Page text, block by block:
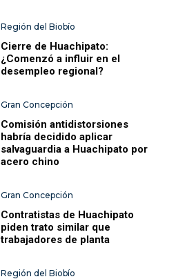
Región del Biobío
Cierre de Huachipato:
¿Comenzó a influir en el
desempleo regional?
Gran Concepción
Comisión antidistorsiones
habría decidido aplicar
salvaguardia a Huachipato por
acero chino
Gran Concepción
Contratistas de Huachipato
piden trato similar que
trabajadores de planta
Región del Biobío